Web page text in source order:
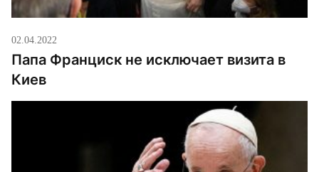
02.04.2022
Папа Франциск не исключает визита в
Киев